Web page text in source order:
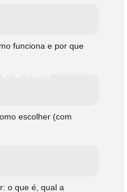
funciona e por que
escolher (com
o que é, qual a